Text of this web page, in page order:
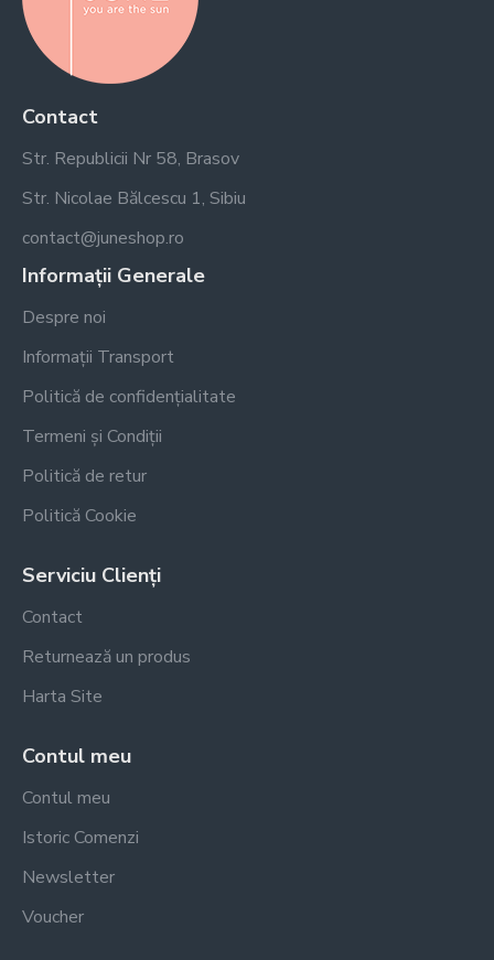
Contact
Str. Republicii Nr 58, Brasov
Str. Nicolae Bălcescu 1, Sibiu
contact@juneshop.ro
Informații Generale
Despre noi
Informații Transport
Politică de confidențialitate
Termeni și Condiții
Politică de retur
Politică Cookie
Serviciu Clienți
Contact
Returnează un produs
Harta Site
Contul meu
Contul meu
Istoric Comenzi
Newsletter
Voucher